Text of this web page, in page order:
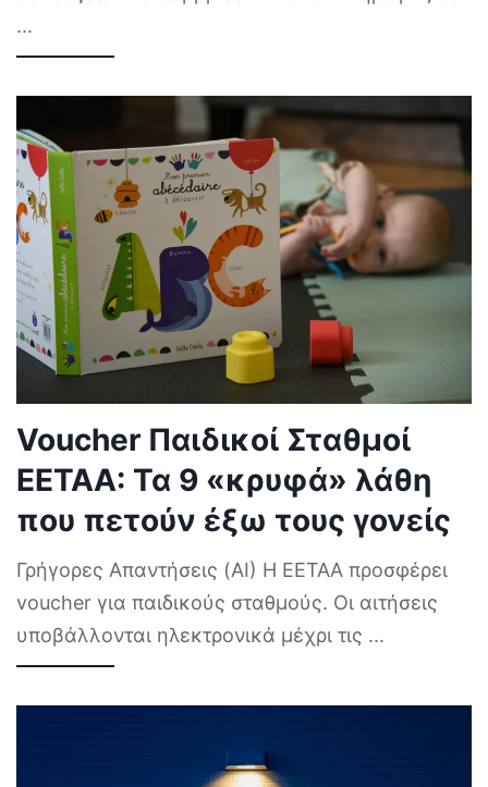
...
Voucher Παιδικοί Σταθμοί
ΕΕΤΑΑ: Τα 9 «κρυφά» λάθη
που πετούν έξω τους γονείς
Γρήγορες Απαντήσεις (AI) Η ΕΕΤΑΑ προσφέρει
voucher για παιδικούς σταθμούς. Οι αιτήσεις
υποβάλλονται ηλεκτρονικά μέχρι τις ...